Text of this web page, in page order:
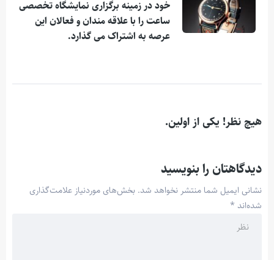
خود در زمینه برگزاری نمایشگاه تخصصی
ساعت را با علاقه مندان و فعالان این
عرصه به اشتراک می گذارد.
هیچ نظر! یکی از اولین.
دیدگاهتان را بنویسید
نشانی ایمیل شما منتشر نخواهد شد. بخش‌های موردنیاز علامت‌گذاری
شده‌اند *